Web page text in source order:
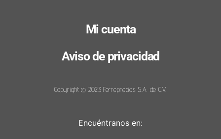
Mi cuenta
Aviso de privacidad
Copyright © 2023 Ferreprecios S.A. de C.V.
Encuéntranos en: